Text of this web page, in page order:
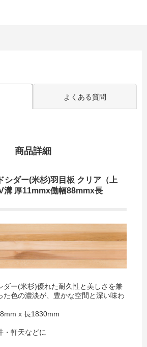
よくある質問
商品詳細
シダー(米杉)羽目板 クリア（上
溝 厚11mmx働幅88mmx長
ダー(米杉)優れた耐久性と美しさを兼
た色の濃淡が、豊かな空間と深い味わ
x 長1830mm
・軒天などに